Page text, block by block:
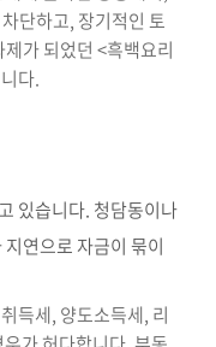
단하고, 장기적인 토
가 되었던 <흑백요리
다.
있습니다. 청담동이나
연으로 자금이 묶이
득세, 양도소득세, 리